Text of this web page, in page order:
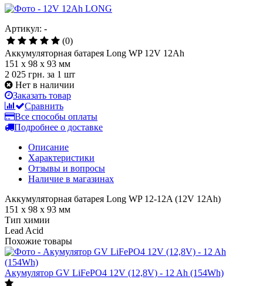
Артикул: -
(0)
Аккумуляторная батарея Long WP 12V 12Ah
151 x 98 x 93 мм
2 025 грн. за 1 шт
Нет в наличии
Заказать товар
Сравнить
Все способы оплаты
Подробнее о доставке
Описание
Характеристики
Отзывы и вопросы
Наличие в магазинах
Аккумуляторная батарея Long WP 12-12A (12V 12Ah)
151 x 98 x 93 мм
Тип химии
Lead Acid
Похожие товары
Акумулятор GV LiFePО4 12V (12,8V) - 12 Ah (154Wh)